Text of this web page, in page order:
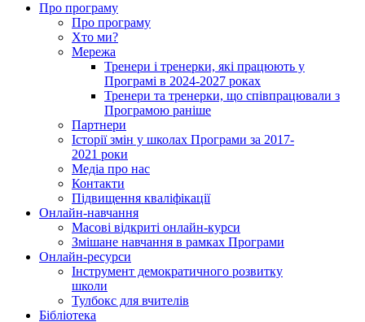
Про програму
Про програму
Хто ми?
Мережа
Тренери і тренерки, які працюють у
Програмі в 2024-2027 роках
Тренери та тренерки, що співпрацювали з
Програмою раніше
Партнери
Історії змін у школах Програми за 2017-
2021 роки
Медіа про нас
Контакти
Підвищення кваліфікації
Онлайн-навчання
Масові відкриті онлайн-курси
Змішане навчання в рамках Програми
Онлайн-ресурси
Інструмент демократичного розвитку
школи
Тулбокс для вчителів
Бібліотека